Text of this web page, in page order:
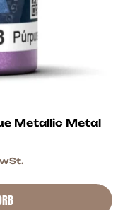
Metallic Metal